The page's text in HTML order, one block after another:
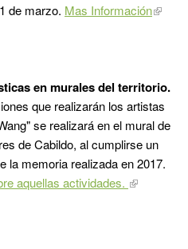
de marzo. Mas Información
en murales del territorio.
que realizarán los artistas
se realizará en el mural de
de Cabildo, al cumplirse un
la memoria realizada en 2017.
aquellas actividades.